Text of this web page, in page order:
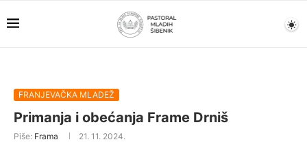
FRANJEVAČKA MLADEŽ
Primanja i obećanja Frame Drniš
Piše: Frama 21. 11. 2024.